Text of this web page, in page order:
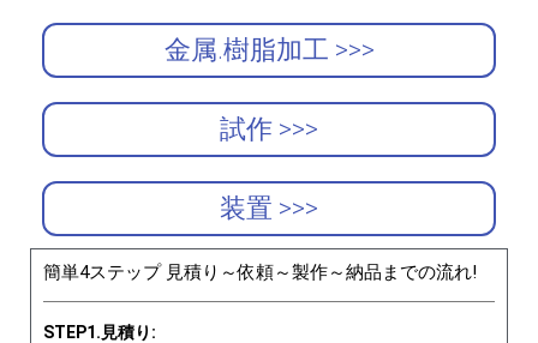
金属.樹脂加工 >>>
試作 >>>
装置 >>>
簡単4ステップ 見積り～依頼～製作～納品までの流れ!
STEP1.見積り: